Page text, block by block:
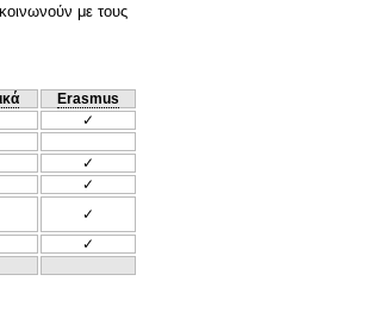
με τους
Erasmus
✓
✓
✓
✓
✓